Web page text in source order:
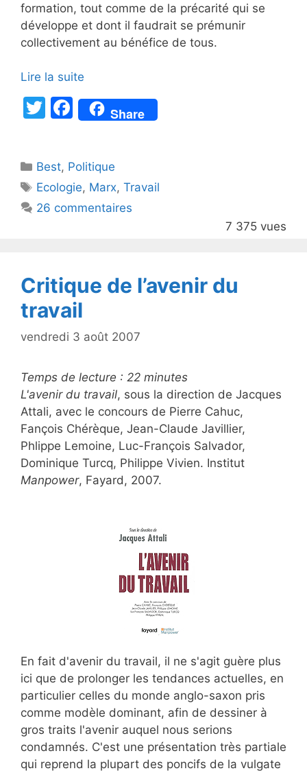
formation, tout comme de la précarité qui se
développe et dont il faudrait se prémunir
collectivement au bénéfice de tous.
Lire la suite
T
er
F
a
e
b
o
Share
Catégories
Best, Politique
Étiquettes
Ecologie, Marx,Travail
26 commentaires
7 375 vues
Critique de l’avenir du
travail
vendredi 3 août 2007
Temps de lecture : 22 minutes
L'avenir du travail, sous la direction de Jacques
Attali, avec le concours de Pierre Cahuc,
Fançois Chérèque, Jean-Claude Javillier,
Phlippe Lemoine, Luc-François Salvador,
Dominique Turcq, Philippe Vivien. Institut
Manpower, Fayard, 2007.
En fait d'avenir du travail, il ne s'agit guère plus
ici que de prolonger les tendances actuelles, en
particulier celles du monde anglo-saxon pris
comme modèle dominant, afin de dessiner à
gros traits l'avenir auquel nous serions
condamnés. C'est une présentation très partiale
qui reprend la plupart des poncifs de la vulgate